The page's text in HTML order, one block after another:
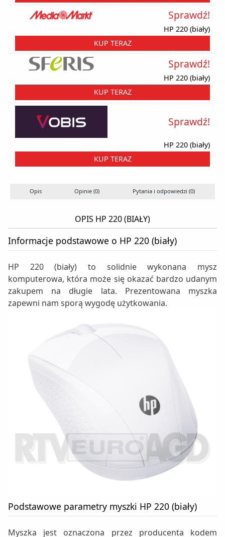
HP 220 (biały)
Sprawdź!
KUP TERAZ
HP 220 (biały)
Sprawdź!
KUP TERAZ
HP 220 (biały)
Sprawdź!
KUP TERAZ
Opis Opinie (0) Pytania i odpowiedzi (0)
OPIS HP 220 (BIAŁY)
Informacje podstawowe o HP 220 (biały)
HP 220 (biały) to solidnie wykonana mysz
komputerowa, która może się okazać bardzo udanym
zakupem na długie lata. Prezentowana myszka
zapewni nam sporą wygodę użytkowania.
Podstawowe parametry myszki HP 220 (biały)
Myszka jest oznaczona przez producenta kodem